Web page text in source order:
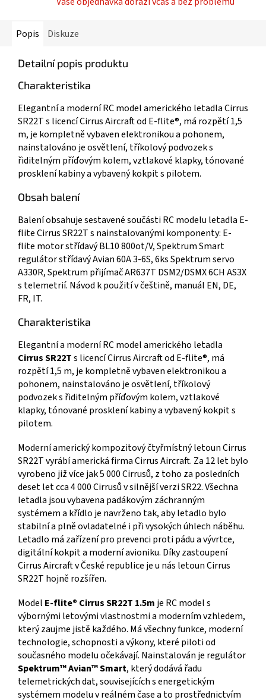
Popis Diskuze
Detailní popis produktu
Charakteristika
Elegantní a moderní RC model amerického letadla Cirrus
SR22T s licencí Cirrus Aircraft od E-flite®, má rozpětí 1,5
m, je kompletně vybaven elektronikou a pohonem,
nainstalováno je osvětlení, tříkolový podvozek s
řiditelným příďovým kolem, vztlakové klapky, tónované
prosklení kabiny a vybavený kokpit s pilotem.
Obsah balení
Balení obsahuje sestavené součásti RC modelu letadla E-
flite Cirrus SR22T s nainstalovanými komponenty: E-
flite motor střídavý BL10 800ot/V, Spektrum Smart
regulátor střídavý Avian 60A 3-6S, 6ks Spektrum servo
A330R, Spektrum přijímač AR637T DSM2/DSMX 6CH AS3X
s telemetrií. Návod k použití v češtině, manuál EN, DE,
FR, IT.
Charakteristika
Elegantní a moderní RC model amerického letadla
Cirrus SR22Ts licencí Cirrus Aircraft od E-flite®, má
rozpětí 1,5 m, je kompletně vybaven elektronikou a
pohonem, nainstalováno je osvětlení, tříkolový
podvozek s řiditelným příďovým kolem, vztlakové
klapky, tónované prosklení kabiny a vybavený kokpit s
pilotem.
Moderní americký kompozitový čtyřmístný letoun Cirrus
SR22T vyrábí americká firma Cirrus Aircraft. Za 12 let bylo
vyrobeno již více jak 5 000 Cirrusů, z toho za posledních
deset let cca 4 000 Cirrusů v silnější verzi SR22. Všechna
letadla jsou vybavena padákovým záchranným
systémem a křídlo je navrženo tak, aby letadlo bylo
stabilní a plně ovladatelné i při vysokých úhlech náběhu.
Letadlo má zařízení pro prevenci proti pádu a vývrtce,
digitální kokpit a moderní avioniku. Díky zastoupení
Cirrus Aircraft v České republice je u nás letoun Cirrus
SR22T hojně rozšířen.
Model E-flite® Cirrus SR22T 1.5m je RC model s
výbornými letovými vlastnostmi a moderním vzhledem,
který zaujme jistě každého. Má všechny funkce, moderní
technologie, schopnosti a výkony, které piloti od
současného modelu očekávají. Nainstalován je regulátor
Spektrum™ Avian™ Smart, který dodává řadu
telemetrických dat, souvisejících s energetickým
systémem modelu v reálném čase a to prostřednictvím